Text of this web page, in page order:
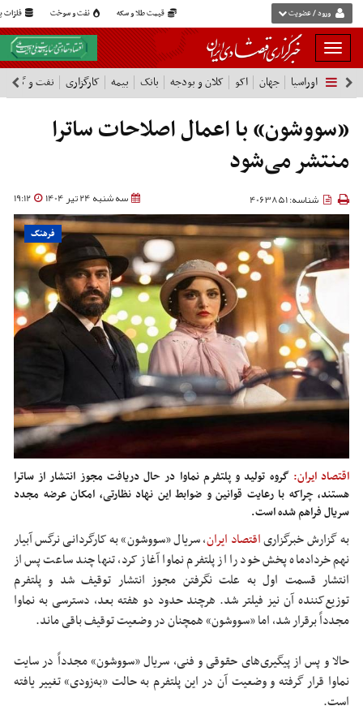
قیمت طلا و سکه نفت و سوخت فلزات ورود / عضویت
بار
و
بسته
نمودن
اوراسیا جهان اکو کلان و بودجه بانک بیمه کارگزاری نفت و گاز
«سووشون» با اعمال اصلاحات ساترا
منتشر می‌شود
سه شنبه 24 تیر 1404 19:12 شناسه: 4063851
فرهنگ
اقتصاد ایران: گروه تولید و پلتفرم نماوا در حال دریافت مجوز انتشار از ساترا
هستند، چراکه با رعایت قوانین و ضوابط این نهاد نظارتی، امکان عرضه مجدد
سریال فراهم شده است.
به گزارش خبرگزاریاقتصاد ایران، سریال «سووشون» به کارگردانی نرگس آبیار
نهم خردادماه پخش خود را از پلتفرم نماوا آغاز کرد، تنها چند ساعت پس از
انتشار قسمت اول به علت نگرفتن مجوز انتشار توقیف شد و پلتفرم
توزیع‌کننده آن نیز فیلتر شد. هرچند حدود دو هفته بعد، دسترسی به نماوا
مجدداً برقرار شد، اما «سووشون» همچنان در وضعیت توقیف باقی ماند.
حالا و پس از پیگیری‌های حقوقی و فنی، سریال «سووشون» مجدداً در سایت
نماوا قرار گرفته و وضعیت آن در این پلتفرم به حالت «به‌زودی» تغییر یافته
است.